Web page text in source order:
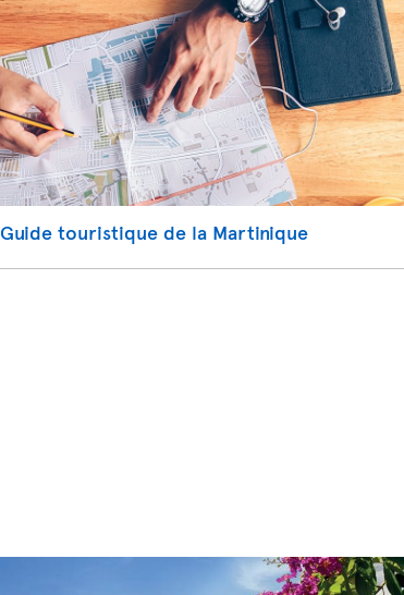
Guide touristique de la Martinique